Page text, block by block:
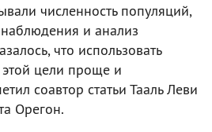
численность популяций,
и анализ
что использовать
цели проще и
соавтор статьи Тааль Леви
Орегон.